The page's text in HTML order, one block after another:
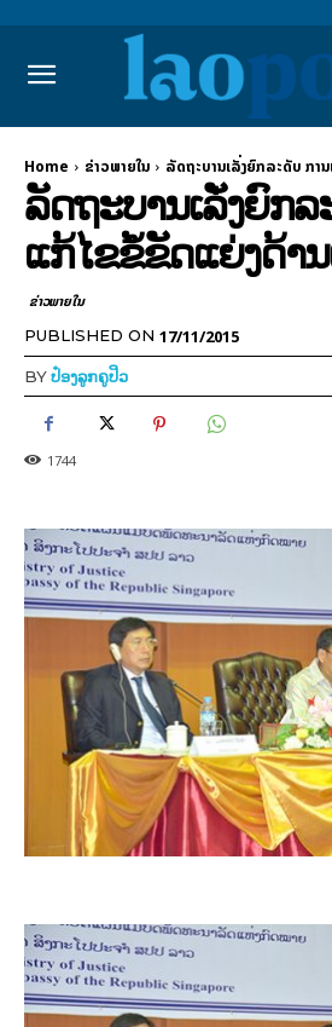
Home ຂ່າວພາຍ​ໃນ ລັດຖະບານເລັ່ງຍົກລະດັບ ກາ
ລັດຖະບານເລັ່ງຍົກ
ແກ້ໄຂຂໍ້ຂັດແຍ່ງດ້າ
ຂ່າວພາຍ​ໃນ
PUBLISHED ON 17/11/2015
BYປ໋ອງລູກຄູປິວ
1744